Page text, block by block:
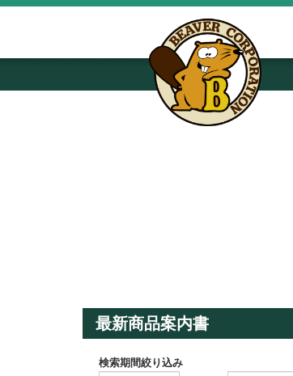
最新商品案内書
検索期間絞り込み